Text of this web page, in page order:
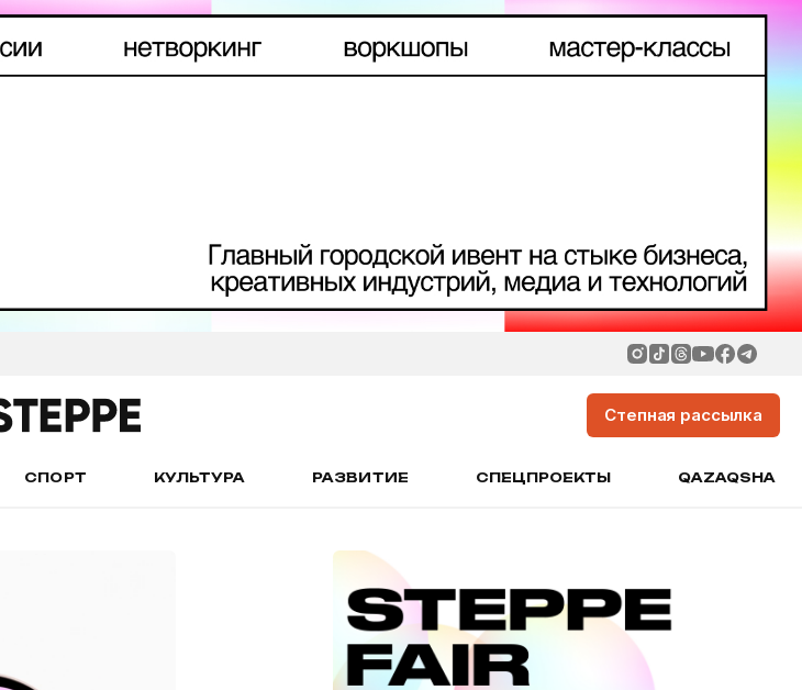
Степная рассылка
СПОРТ КУЛЬТУРА РАЗВИТИЕ СПЕЦПРОЕКТЫ QAZAQSHA